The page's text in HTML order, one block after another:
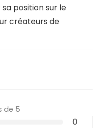
position sur le
créateurs de
de 5
0